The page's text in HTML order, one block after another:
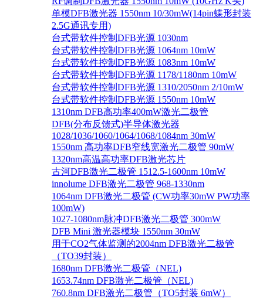
单模DFB激光器 1550nm 10/30mW(14pin蝶形封装
2.5G通讯专用)
台式带软件控制DFB光源 1030nm
台式带软件控制DFB光源 1064nm 10mW
台式带软件控制DFB光源 1083nm 10mW
台式带软件控制DFB光源 1178/1180nm 10mW
台式带软件控制DFB光源 1310/2050nm 2/10mW
台式带软件控制DFB光源 1550nm 10mW
1310nm DFB高功率400mW激光二极管
DFB(分布反馈式)半导体激光器
1028/1036/1060/1064/1068/1084nm 30mW
1550nm 高功率DFB窄线宽激光二极管 90mW
1320nm高温高功率DFB激光芯片
古河DFB激光二极管 1512.5-1600nm 10mW
innolume DFB激光二极管 968-1330nm
1064nm DFB激光二极管 (CW功率30mW PW功率
100mW)
1027-1080nm脉冲DFB激光二极管 300mW
DFB Mini 激光器模块 1550nm 30mW
用于CO2气体监测的2004nm DFB激光二极管
（TO39封装）
1680nm DFB激光二极管（NEL)
1653.74nm DFB激光二极管（NEL)
760.8nm DFB激光二极管（TO5封装 6mW）